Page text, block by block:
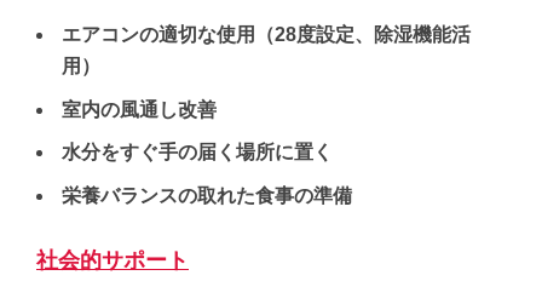
エアコンの適切な使用（28度設定、除湿機能活
用）
室内の風通し改善
水分をすぐ手の届く場所に置く
栄養バランスの取れた食事の準備
社会的サポート